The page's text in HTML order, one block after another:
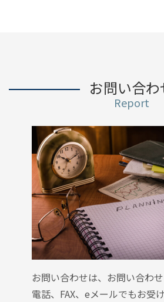
お問い合わ
Report
お問い合わせは、お問い合わ
電話、FAX、eメールでもお受